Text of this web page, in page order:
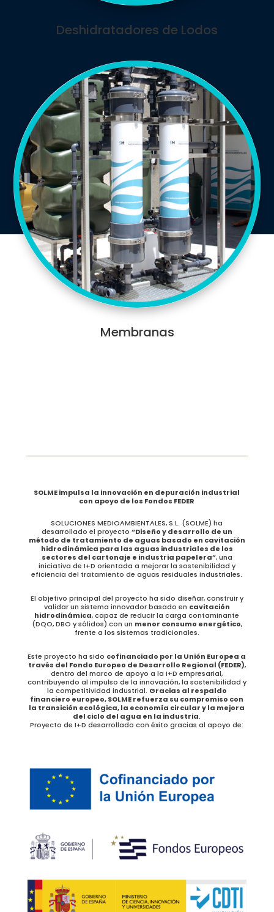
Deshidratadores de Lodos
Membranas
SOLME impulsa la innovación en depuración industrial
con apoyo de los Fondos FEDER
SOLUCIONES MEDIOAMBIENTALES, S.L. (SOLME) ha
desarrollado el proyecto “Diseño y desarrollo de un
método de tratamiento de aguas basado en cavitación
hidrodinámica para las aguas industriales de los
sectores del cartonaje e industria papelera”, una
iniciativa de I+D orientada a mejorar la sostenibilidad y
eficiencia del tratamiento de aguas residuales industriales.
El objetivo principal del proyecto ha sido diseñar, construir y
validar un sistema innovador basado en cavitación
hidrodinámica, capaz de reducir la carga contaminante
(DQO, DBO y sólidos) con un menor consumo energético,
frente a los sistemas tradicionales.
Este proyecto ha sido cofinanciado por la Unión Europea a
través del Fondo Europeo de Desarrollo Regional (FEDER),
dentro del marco de apoyo a la I+D empresarial,
contribuyendo al impulso de la innovación, la sostenibilidad y
la competitividad industrial. Gracias al respaldo
financiero europeo, SOLME refuerza su compromiso con
la transición ecológica, la economía circular y la mejora
del ciclo del agua en la industria.
Proyecto de I+D desarrollado con éxito gracias al apoyo de: